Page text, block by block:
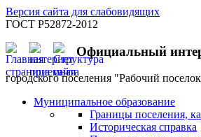
Версия сайта для слабовидящих
ГОСТ Р52872-2012
Официальный
городского поселения "Рабочий
Муниципальное образование
Границы поселения,
Историческая справка